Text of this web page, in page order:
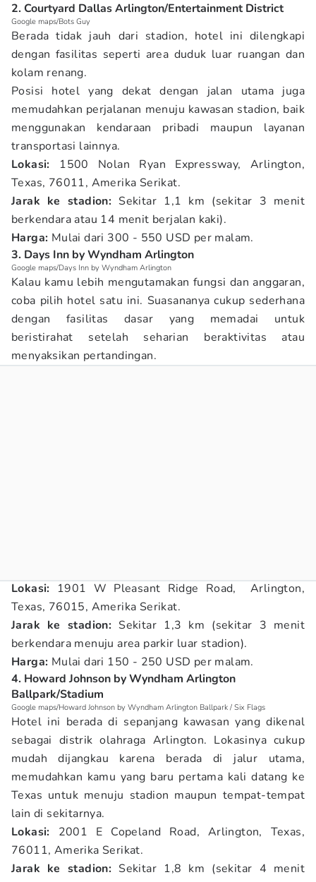
2. Courtyard Dallas Arlington/Entertainment District
Google maps/Bots Guy
Berada tidak jauh dari stadion, hotel ini dilengkapi
dengan fasilitas seperti area duduk luar ruangan dan
kolam renang.
Posisi hotel yang dekat dengan jalan utama juga
memudahkan perjalanan menuju kawasan stadion, baik
menggunakan kendaraan pribadi maupun layanan
transportasi lainnya.
Lokasi: 1500 Nolan Ryan Expressway, Arlington,
Texas, 76011, Amerika Serikat.
Jarak ke stadion: Sekitar 1,1 km (sekitar 3 menit
berkendara atau 14 menit berjalan kaki).
Harga: Mulai dari 300 - 550 USD per malam.
3. Days Inn by Wyndham Arlington
Google maps/Days Inn by Wyndham Arlington
Kalau kamu lebih mengutamakan fungsi dan anggaran,
coba pilih hotel satu ini. Suasananya cukup sederhana
dengan fasilitas dasar yang memadai untuk
beristirahat setelah seharian beraktivitas atau
menyaksikan pertandingan.
Lokasi: 1901 W Pleasant Ridge Road, Arlington,
Texas, 76015, Amerika Serikat.
Jarak ke stadion: Sekitar 1,3 km (sekitar 3 menit
berkendara menuju area parkir luar stadion).
Harga: Mulai dari 150 - 250 USD per malam.
4. Howard Johnson by Wyndham Arlington
Ballpark/Stadium
Google maps/Howard Johnson by Wyndham Arlington Ballpark / Six Flags
Hotel ini berada di sepanjang kawasan yang dikenal
sebagai distrik olahraga Arlington. Lokasinya cukup
mudah dijangkau karena berada di jalur utama,
memudahkan kamu yang baru pertama kali datang ke
Texas untuk menuju stadion maupun tempat-tempat
lain di sekitarnya.
Lokasi: 2001 E Copeland Road, Arlington, Texas,
76011, Amerika Serikat.
Jarak ke stadion: Sekitar 1,8 km (sekitar 4 menit